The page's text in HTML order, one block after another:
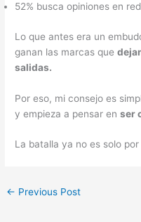
52% busca opiniones en
Lo que antes era un
ganan las marcas que
salidas.
Por eso, mi consejo es
y empieza a pensar enser
La batalla ya no es solo
← Previous Post